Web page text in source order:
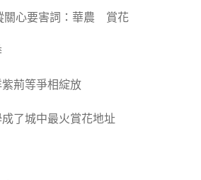
心要害詞：華農 賞花
荊等爭相綻放
了城中最火賞花地址